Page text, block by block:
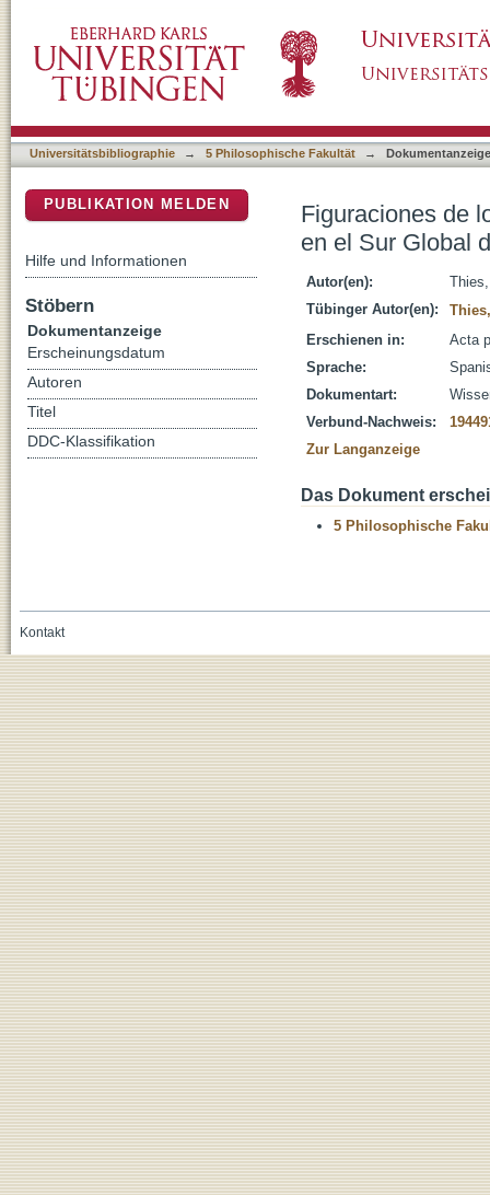
perspectiva centrada en el sujeto
Universitätsbibliographie → 5 Philosophische Fakultät → Dokumentanzeige
Figuraciones de
en el Sur Global
Autor(en):
Tübinger Autor(en):
Erschienen in:
Acta
Sprache:
Dokumentart:
Verbund-Nachweis:
Zur Langanzeige
Das Dokument
5 Philosophische
PUBLIKATION MELDEN
Hilfe und Informationen
Stöbern
Dokumentanzeige
Erscheinungsdatum
Autoren
Titel
DDC-Klassifikation
Kontakt